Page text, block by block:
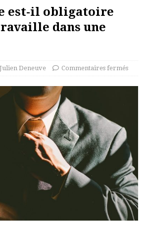
est-il obligatoire
dans une
Julien Deneuve Commentaires fermés